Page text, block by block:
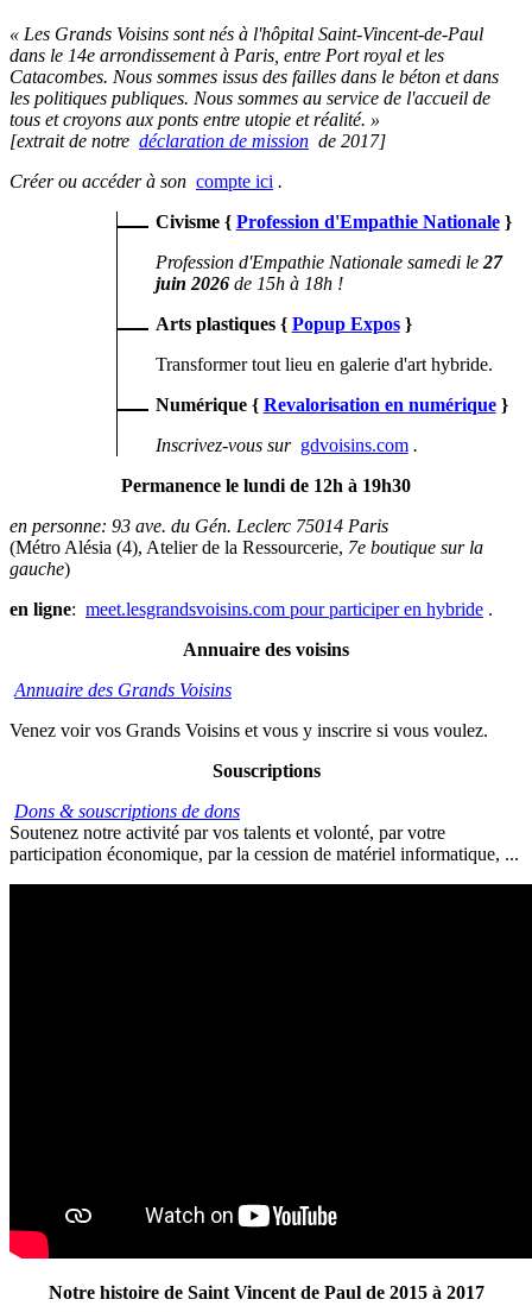
« Les Grands Voisins sont nés à l'hôpital Saint-Vincent-de-Paul
dans le 14e arrondissement à Paris, entre Port royal et les
Catacombes. Nous sommes issus des failles dans le béton et dans
les politiques publiques. Nous sommes au service de l'accueil de
tous et croyons aux ponts entre utopie et réalité. »
[extrait de notre déclaration de mission de 2017]
Créer ou accéder à son compte ici .
Civisme{ Profession d'Empathie Nationale }
Profession d'Empathie Nationale samedi le27
juin 2026 de 15h à 18h !
Arts plastiques{ Popup Expos }
Transformer tout lieu en galerie d'art hybride.
Numérique{ Revalorisation en numérique }
Inscrivez-vous sur gdvoisins.com .
Permanence le lundi de 12h à 19h30
en personne: 93 ave. du Gén. Leclerc 75014 Paris
(Métro Alésia (4), Atelier de la Ressourcerie, 7e boutique sur la
gauche)
en ligne: meet.lesgrandsvoisins.com pour participer en hybride .
Annuaire des voisins
Annuaire des Grands Voisins
Venez voir vos Grands Voisins et vous y inscrire si vous voulez.
Souscriptions
Dons & souscriptions de dons
Soutenez notre activité par vos talents et volonté, par votre
participation économique, par la cession de matériel informatique, ...
Notre histoire de Saint Vincent de Paul de 2015 à 2017